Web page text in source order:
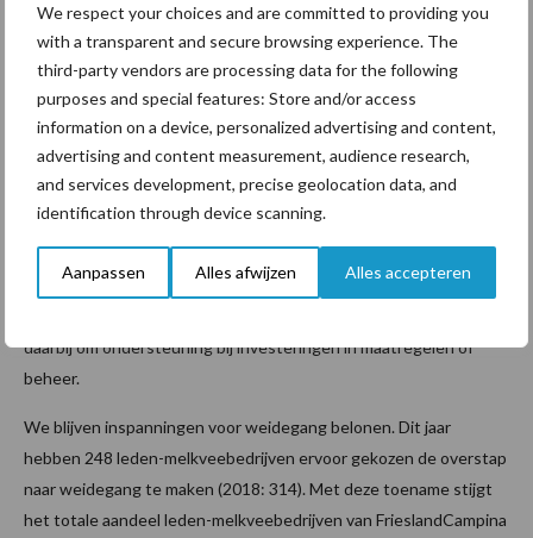
We respect your choices and are committed to providing you
with a transparent and secure browsing experience. The
third-party vendors are processing data for the following
purposes and special features: Store and/or access
information on a device, personalized advertising and content,
advertising and content measurement, audience research,
and services development, precise geolocation data, and
identification through device scanning.
Aanpassen Alles afwijzen Alles accepteren
trainingen en discussies om de duurzaamheidsinspanningen op
bedrijfsniveau verder te verbeteren. Verder wordt met leden-
melkveehouders en Stichting BoerenNatuur gewerkt aan de
opzet van een landelijke database voor natuur- en
Samen met BoerenNatuur en de Vogelbescherming Nederland
heeft FrieslandCampina de onafhankelijke Stichting Versterking
Weidevogelgebieden opgericht. Met fondsen van de stichting
kunnen concrete plannen van gebiedsbeheerders en boeren
daarbij om ondersteuning bij investeringen in maatregelen of
beheer.
We blijven inspanningen voor weidegang belonen. Dit jaar
hebben 248 leden-melkveebedrijven ervoor gekozen de overstap
naar weidegang te maken (2018: 314). Met deze toename stijgt
het totale aandeel leden-melkveebedrijven van FrieslandCampina